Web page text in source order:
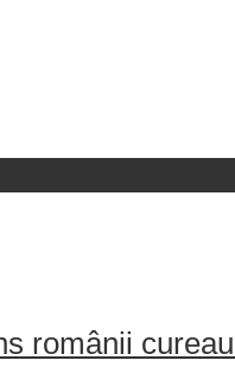
românii